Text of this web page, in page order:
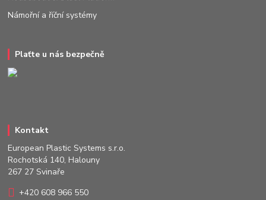
Námořní a říční systémy
Plaťte u nás bezpečně
Kontakt
European Plastic Systems s.r.o.
Rochotská 140, Halouny
267 27 Svinaře
+420 608 966 550